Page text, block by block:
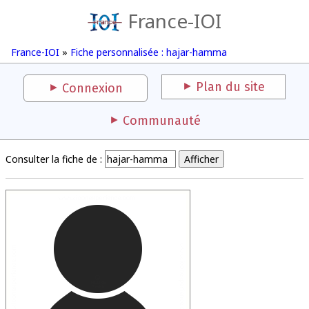
France-IOI
France-IOI » Fiche personnalisée : hajar-hamma
Connexion Plan du site
Communauté
Consulter la fiche de :